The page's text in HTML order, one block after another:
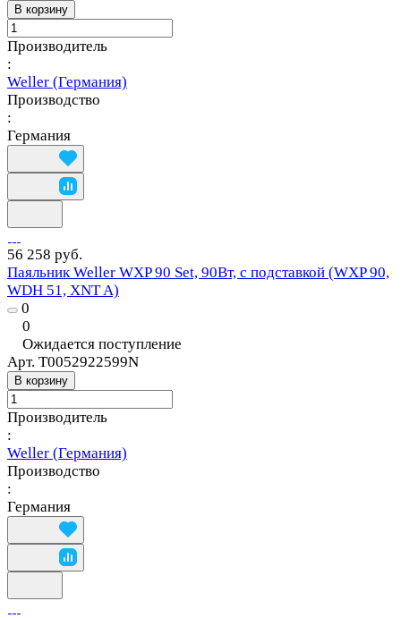
В корзину
Производитель
:
Weller (Германия)
Производство
:
Германия
56 258 руб.
Паяльник Weller WXP 90 Set, 90Вт, с подставкой (WXP 90,
WDH 51, XNT A)
0
0
Ожидается поступление
Арт. T0052922599N
В корзину
Производитель
:
Weller (Германия)
Производство
:
Германия